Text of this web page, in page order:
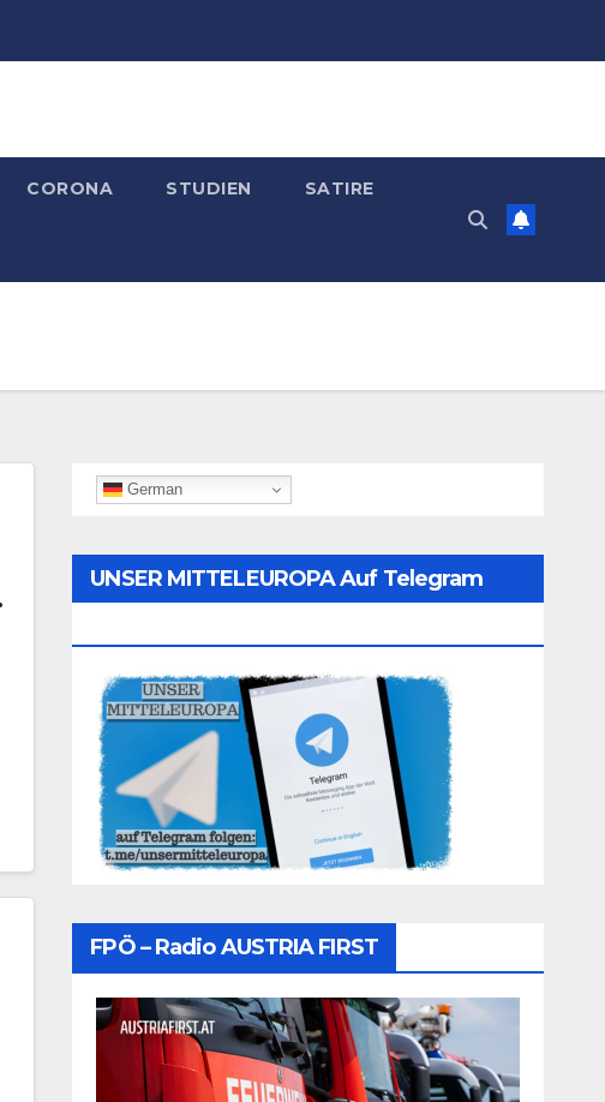
CORONA STUDIEN SATIRE
German
UNSER MITTELEUROPA Auf Telegram
FPÖ – Radio AUSTRIA FIRST